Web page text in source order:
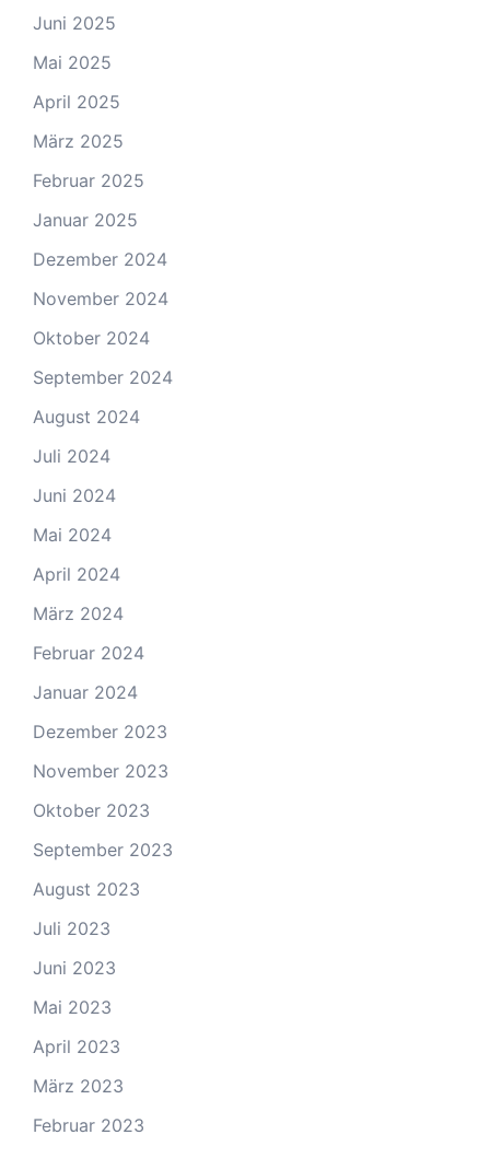
Juni 2025
Mai 2025
April 2025
März 2025
Februar 2025
Januar 2025
Dezember 2024
November 2024
Oktober 2024
September 2024
August 2024
Juli 2024
Juni 2024
Mai 2024
April 2024
März 2024
Februar 2024
Januar 2024
Dezember 2023
November 2023
Oktober 2023
September 2023
August 2023
Juli 2023
Juni 2023
Mai 2023
April 2023
März 2023
Februar 2023